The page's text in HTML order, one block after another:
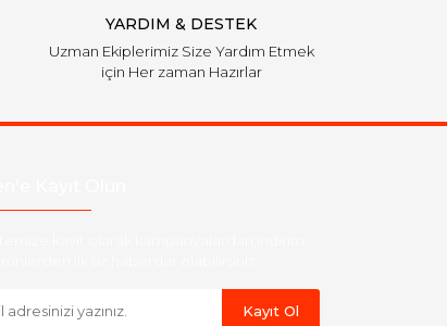
YARDIM & DESTEK
Uzman Ekiplerimiz Size Yardım Etmek
için Her zaman Hazırlar
Kayıt Ol